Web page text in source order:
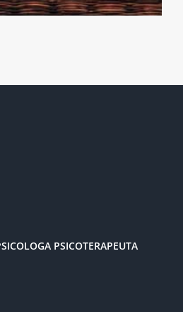
PSICOTERAPEUTA